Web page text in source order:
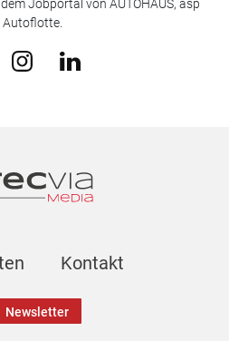
Jobportal von AUTOHAUS, asp
Autoflotte.
Kontakt
Newsletter